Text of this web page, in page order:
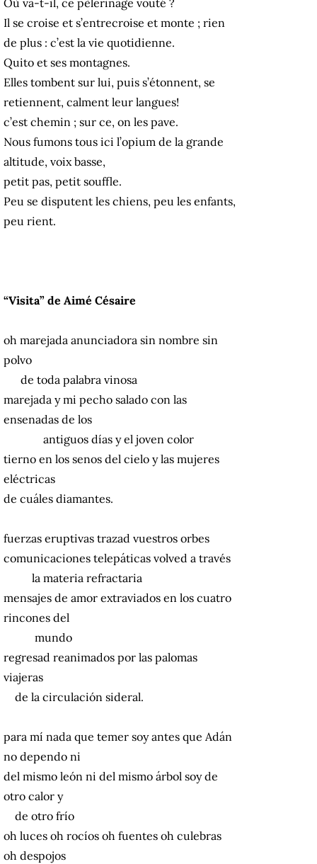
Où va-t-il, ce pèlerinage vouté ?
Il se croise et s’entrecroise et monte ; rien
de plus : c’est la vie quotidienne.
Quito et ses montagnes.
Elles tombent sur lui, puis s’étonnent, se
retiennent, calment leur langues!
c’est chemin ; sur ce, on les pave.
Nous fumons tous ici l’opium de la grande
altitude, voix basse,
petit pas, petit souffle.
Peu se disputent les chiens, peu les enfants,
peu rient.
“Visita” de Aimé Césaire
oh marejada anunciadora sin nombre sin
polvo
de toda palabra vinosa
marejada y mi pecho salado con las
ensenadas de los
antiguos días y el joven color
tierno en los senos del cielo y las mujeres
eléctricas
de cuáles diamantes.
fuerzas eruptivas trazad vuestros orbes
comunicaciones telepáticas volved a través
la materia refractaria
mensajes de amor extraviados en los cuatro
rincones del
mundo
regresad reanimados por las palomas
viajeras
de la circulación sideral.
para mí nada que temer soy antes que Adán
no dependo ni
del mismo león ni del mismo árbol soy de
otro calor y
de otro frío
oh luces oh rocíos oh fuentes oh culebras
oh despojos